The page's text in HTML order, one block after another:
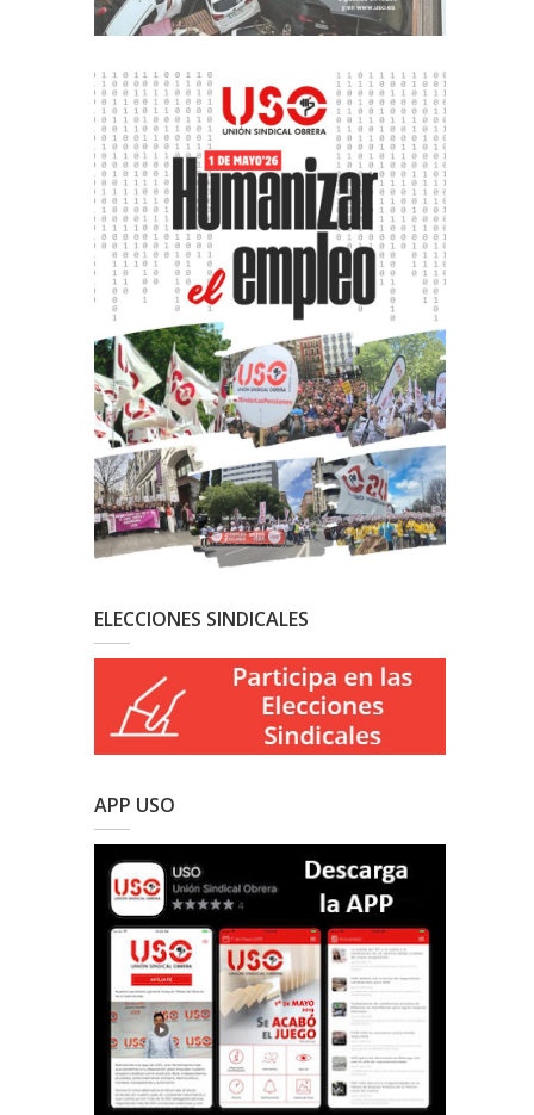
ELECCIONES SINDICALES
APP USO